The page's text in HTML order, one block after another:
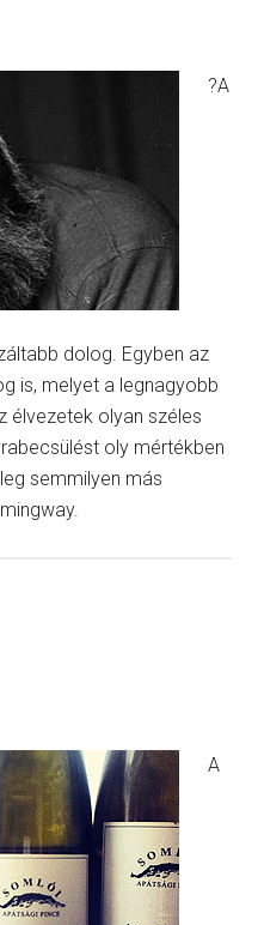
?A
dolog. Egyben az
is, melyet a legnagyobb
élvezetek olyan széles
oly mértékben
semmilyen más
A